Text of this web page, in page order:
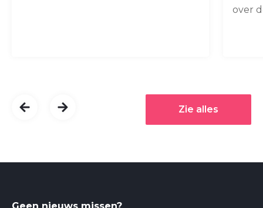
over
Zie alles